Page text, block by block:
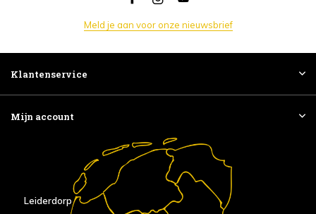
Meld je aan voor onze nieuwsbrief
Klantenservice
Mijn account
Leiderdorp